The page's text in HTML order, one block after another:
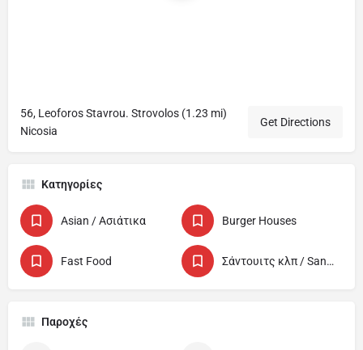
56, Leoforos Stavrou. Strovolos (1.23 mi)
Nicosia
Get Directions
Κατηγορίες
Asian / Ασιάτικα Burger Houses
Fast Food Σάντουιτς κλπ / Sandwich etc
Παροχές